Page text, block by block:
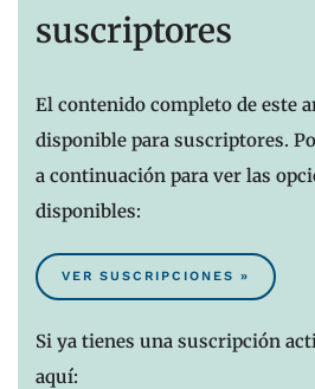
suscriptores
El contenido completo de este
disponible para suscriptores.
a continuación para ver las
disponibles:
VER SUSCRIPCIONES »
Si ya tienes una suscripción
aquí: